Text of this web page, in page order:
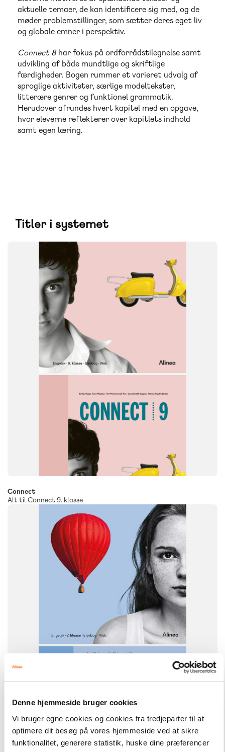
Denne hjemmeside bruger cookies
Vi bruger egne cookies og cookies fra tredjeparter til at
optimere dit besøg på vores hjemmeside ved at sikre
funktionalitet, generere statistik, huske dine præferencer
aktuelle temaer, de kan identificere sig med, og de
møder problemstillinger, som sætter deres eget liv
og globale emner i perspektiv.
Connect 8har fokus på ordforrådstilegnelse samt
udvikling af både mundtlige og skriftlige
færdigheder. Bogen rummer et varieret udvalg af
sproglige aktiviteter, særlige modeltekster,
litterære genrer og funktionel grammatik.
Herudover afrundes hvert kapitel med en opgave,
hvor eleverne reflekterer over kapitlets indhold
samt egen læring.
Titler i systemet
SYSTEM
Connect
Engelsk
NIVEAU
9. klasse
Connect
Alt til Connect 9. klasse